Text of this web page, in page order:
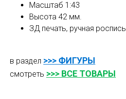
Масштаб 1:43
Высота 42 мм.
ЗД печать, ручная роспись
в раздел >>> ФИГУРЫ
смотреть >>> ВСЕ ТОВАРЫ